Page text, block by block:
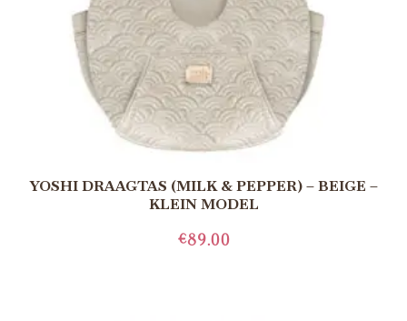
YOSHI DRAAGTAS (MILK & PEPPER) – BEIGE –
KLEIN MODEL
€89.00